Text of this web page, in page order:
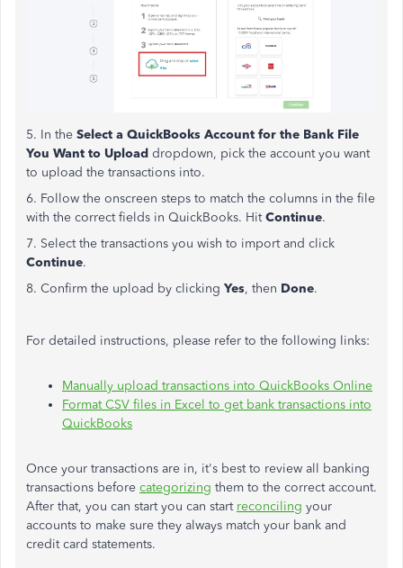
5. In the Select a QuickBooks Account for the Bank File
You Want to Upload dropdown, pick the account you want
to upload the transactions into.
6. Follow the onscreen steps to match the columns in the file
with the correct fields in QuickBooks. HitContinue.
7. Select the transactions you wish to import and click
Continue.
8. Confirm the upload by clicking Yes, then Done.
For detailed instructions, please refer to the following links:
Manually upload transactions into QuickBooks Online
Format CSV files in Excel to get bank transactions into
QuickBooks
Once your transactions are in, it's best to review all banking
transactions before categorizing them to the correct account.
After that, you can start you can start reconciling your
accounts to make sure they always match your bank and
credit card statements.